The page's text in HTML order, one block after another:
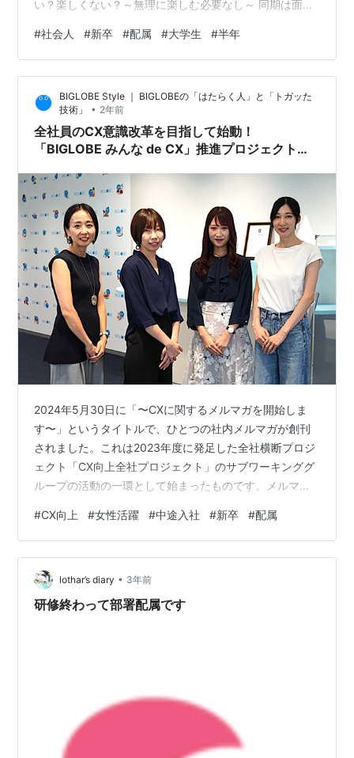
い？楽しくない？～無理に楽しむ必要なし～ 同期は面白
いうことで。なんか、速いですね。私の会社は、少し研
修期間が長いということもあり、同期との仲の良さは他
の会社さんと比べると少し上なんじゃないかな、と思っ
ています。定期的に会う機会もありますし。やっぱり、
人って年を重ねると面白くなるな、と実感しました。大
学も先生はまぁちょっと最悪でしたが、メ…
#社会人 #新卒 #配属 #大学生 #半年
BIGLOBE Style ｜ BIGLOBEの「はたらく人」と「トガッた
技術」
• 2年前
全社員のCX意識改革を目指して始動！
「BIGLOBE みんな de CX」推進プロジェクトに
2024年5月30日に「〜CXに関するメルマガを開始しま
す〜」というタイトルで、ひとつの社内メルマガが創刊
されました。これは2023年度に発足した全社横断プロジ
ェクト「CX向上全社プロジェクト」のサブワーキンググ
ループの活動の一環として始まったものです。メルマガ
ス)」を全社員に意識してもらえるコンテンツを定期的に
発信しています。 今回はその活動メンバーに直撃インタ
ビューし、BIGLOBEのCXを醸成する取り組みや、想いを
伺いました。 左から 伊藤 真世(いとう まよ)営業統括本
部 CS推進部 オンラインサポートグループ2020年中途入
#CX向上 #女性活躍 #中途入社 #新卒 #配属
lothar’s diary • 3年前
研修終わって部署配属です